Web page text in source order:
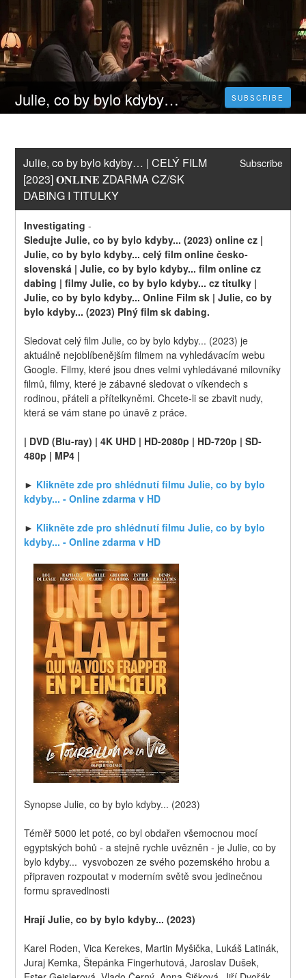
Julie, co by bylo kdyby… | CELÝ FILM [2023] 𝐎𝐍𝐋𝐈𝐍𝐄 ZDARMA CZ/SK DABING I TITULKY SUBSCRIBE
Julie, co by bylo kdyby… | CELÝ FILM
[2023] 𝐎𝐍𝐋𝐈𝐍𝐄 ZDARMA CZ/SK
DABING I TITULKY
Subscribe
Investigating -
Sledujte Julie, co by bylo kdyby... (2023) online cz |
Julie, co by bylo kdyby... celý film online česko-
slovenská | Julie, co by bylo kdyby... film online cz
dabing | filmy Julie, co by bylo kdyby... cz titulky |
Julie, co by bylo kdyby... Online Film sk | Julie, co by
bylo kdyby... (2023) Plný film sk dabing.
Sledovat celý film Julie, co by bylo kdyby... (2023) je
aktuálně nejoblíbenějším filmem na vyhledávacím webu
Google. Filmy, které jsou dnes velmi vyhledávané milovníky
filmů, filmy, které je zábavné sledovat o víkendech s
rodinou, přáteli a přítelkyněmi. Chcete-li se zbavit nudy,
která se vám stane po únavě z práce.
| DVD (Blu-ray) | 4K UHD | HD-2080p | HD-720p | SD-
480p | MP4 |
► Klikněte zde pro shlédnutí filmu Julie, co by bylo
kdyby... - Online zdarma v HD
► Klikněte zde pro shlédnutí filmu Julie, co by bylo
kdyby... - Online zdarma v HD
Synopse Julie, co by bylo kdyby... (2023)
Téměř 5000 let poté, co byl obdařen všemocnou mocí
egyptských bohů - a stejně rychle uvězněn - je Julie, co by
bylo kdyby...  vysvobozen ze svého pozemského hrobu a
připraven rozpoutat v moderním světě svou jedinečnou
formu spravedlnosti
Hrají Julie, co by bylo kdyby... (2023)
Karel Roden, Vica Kerekes, Martin Myšička, Lukáš Latinák,
Juraj Kemka, Štepánka Fingerhutová, Jaroslav Dušek,